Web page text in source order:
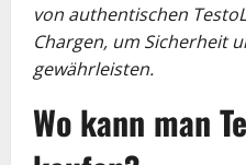
von authentischen
Chargen, um Sicherheit
gewährleisten.
Wo kann man